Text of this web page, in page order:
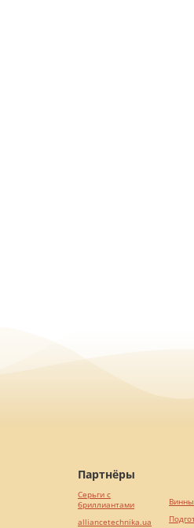
Партнёры
Серьги с
бриллиантами
alliancetechnika.ua